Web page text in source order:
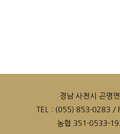
경남 사천시 곤명
TEL : (055) 853-0283 /
농협 351-0533-